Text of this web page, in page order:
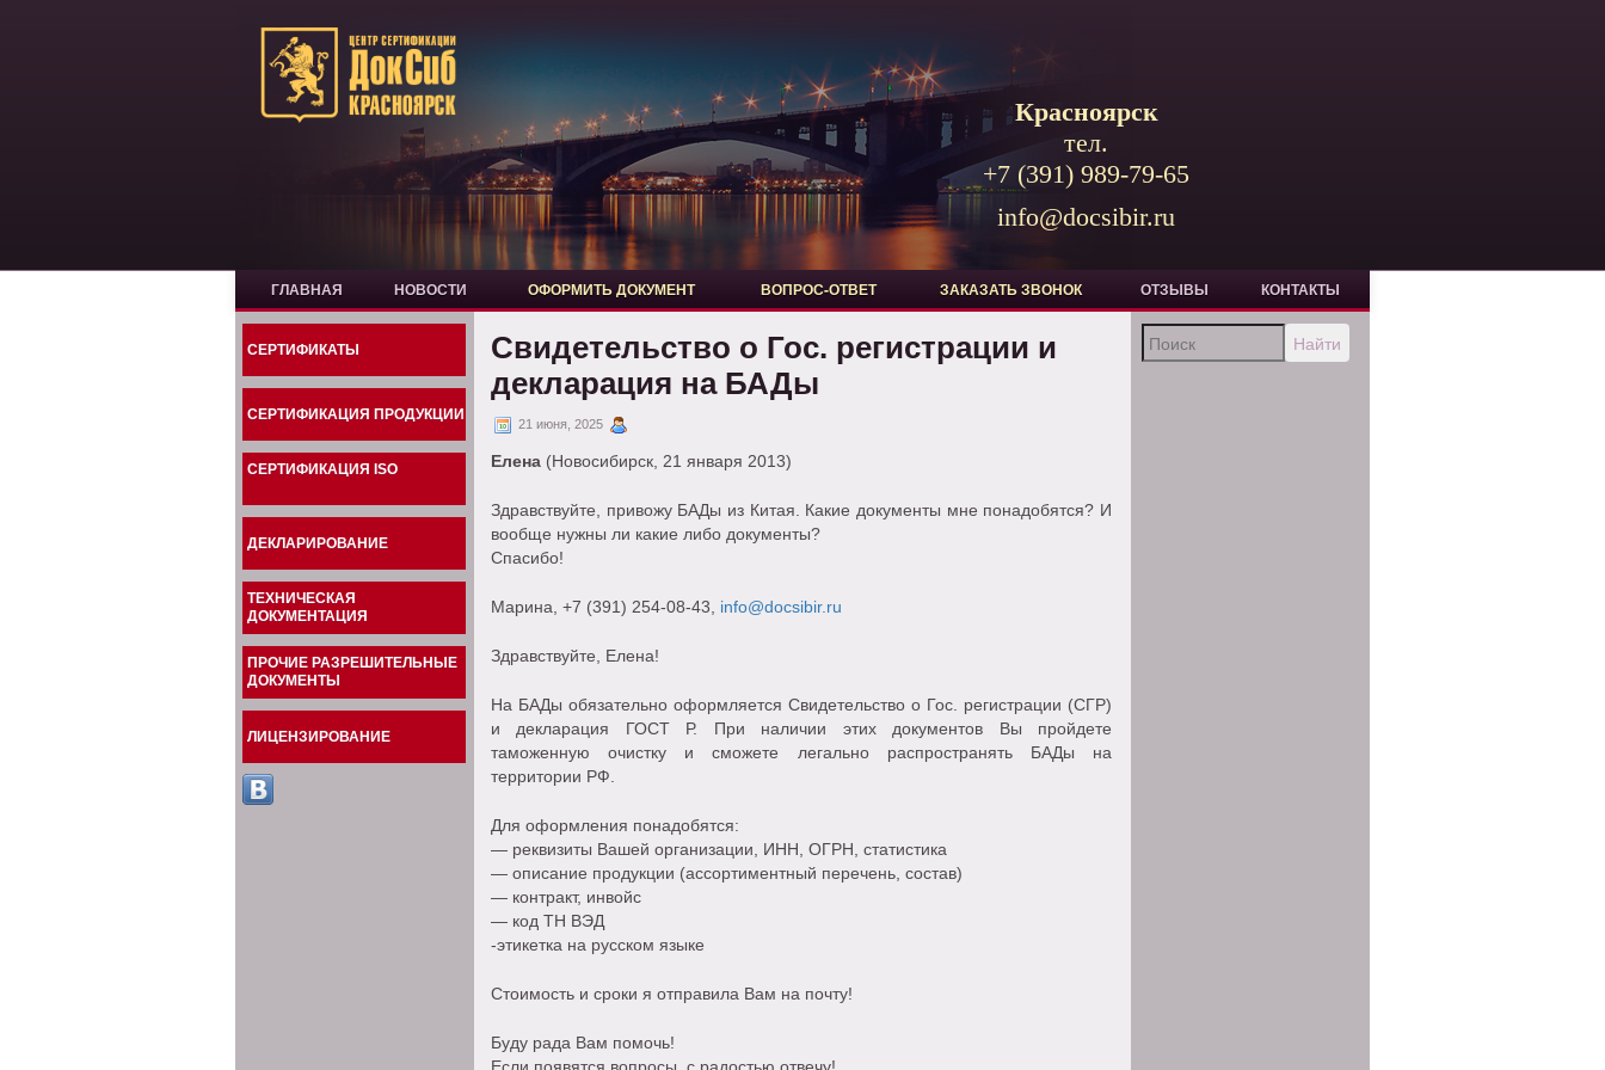
Красноярск
тел.
+7 (391) 989-79-65
info@docsibir.ru
ГЛАВНАЯ НОВОСТИ ОФОРМИТЬ ДОКУМЕНТ ВОПРОС-ОТВЕТ ЗАКАЗАТЬ ЗВОНОК ОТЗЫВЫ КОНТАКТЫ
СЕРТИФИКАТЫ
СЕРТИФИКАЦИЯ ПРОДУКЦИИ
СЕРТИФИКАЦИЯ ISO
ДЕКЛАРИРОВАНИЕ
ТЕХНИЧЕСКАЯ
ДОКУМЕНТАЦИЯ
ПРОЧИЕ РАЗРЕШИТЕЛЬНЫЕ
ДОКУМЕНТЫ
ЛИЦЕНЗИРОВАНИЕ
Свидетельство о Гос. регистрации и
декларация на БАДы
21 июня, 2025
Елена (Новосибирск, 21 января 2013)
Здравствуйте, привожу БАДы из Китая. Какие документы мне понадобятся? И
вообще нужны ли какие либо документы?
Спасибо!
Марина , +7 (391) 254-08-43, info@docsibir.ru
Здравствуйте, Елена!
На БАДы обязательно оформляется Свидетельство о Гос. регистрации (СГР)
и декларация ГОСТ Р. При наличии этих документов Вы пройдете
таможенную очистку и сможете легально распространять БАДы на
территории РФ.
Для оформления понадобятся:
— реквизиты Вашей организации, ИНН, ОГРН, статистика
— описание продукции (ассортиментный перечень, состав)
— контракт, инвойс
— код ТН ВЭД
-этикетка на русском языке
Стоимость и сроки я отправила Вам на почту!
Буду рада Вам помочь!
Найти